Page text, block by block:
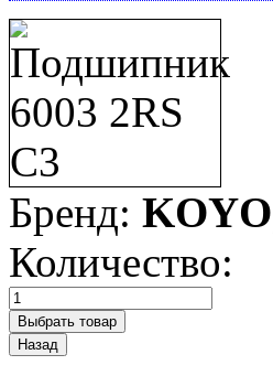
Бренд: KOYO
Количество: